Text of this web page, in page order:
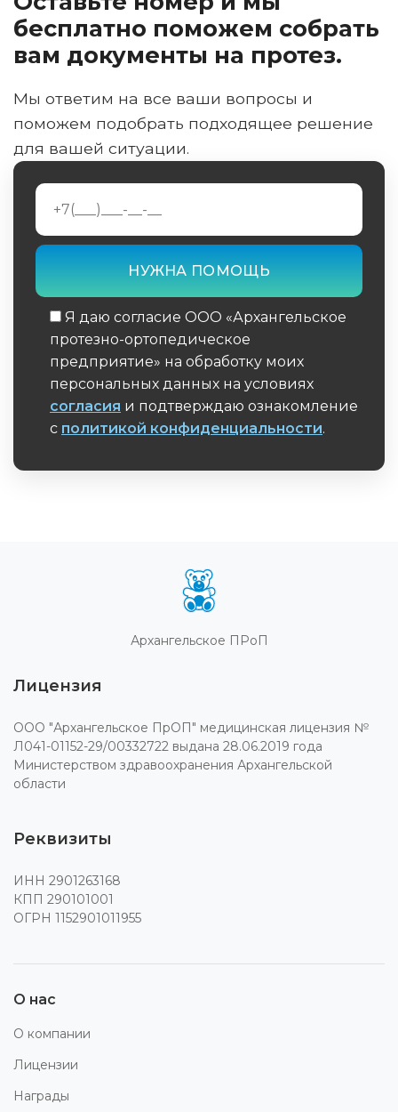
бесплатно поможем собрать
вам документы на протез.
Мы ответим на все ваши вопросы и
поможем подобрать подходящее решение
для вашей ситуации.
Я даю согласие ООО «Архангельское
протезно-ортопедическое
предприятие» на обработку моих
персональных данных на условиях
согласия и подтверждаю ознакомление
с политикой конфиденциальности.
Архангельское ПРоП
Лицензия
ООО "Архангельское ПрОП" медицинская лицензия №
Л041-01152-29/00332722 выдана 28.06.2019 года
Министерством здравоохранения Архангельской
области
Реквизиты
ИНН 2901263168
КПП 290101001
ОГРН 1152901011955
О нас
О компании
Лицензии
Награды